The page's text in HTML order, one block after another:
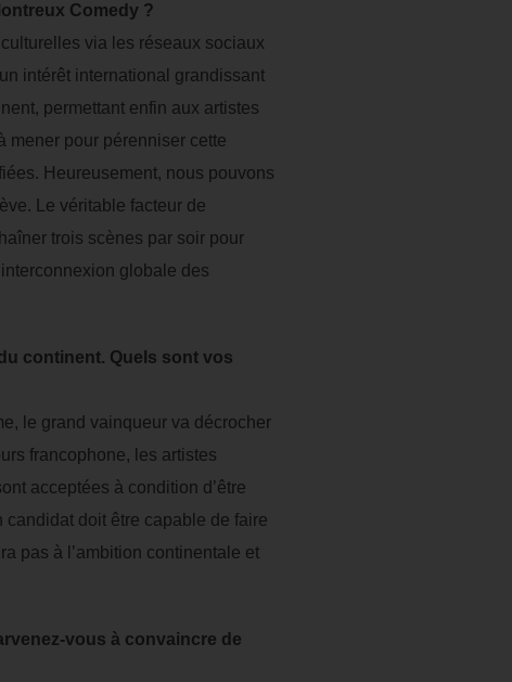
Comedy ?
via les réseaux sociaux
intérêt international grandissant
permettant enfin aux artistes
mener pour pérenniser cette
Heureusement, nous pouvons
Le véritable facteur de
trois scènes par soir pour
globale des
continent. Quels sont vos
le grand vainqueur va décrocher
francophone, les artistes
acceptées à condition d’être
doit être capable de faire
pas à l’ambition continentale et
vous à convaincre de